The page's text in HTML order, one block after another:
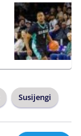
Susijengi